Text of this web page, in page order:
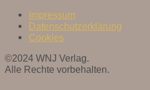
Impressum
Datenschutzerklärung
Cookies
©2024 WNJ Verlag.
Alle Rechte vorbehalten.